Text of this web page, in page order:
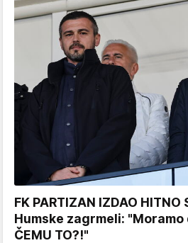
FK PARTIZAN IZDAO HITNO
Humske zagrmeli:
ČEMU TO?!"